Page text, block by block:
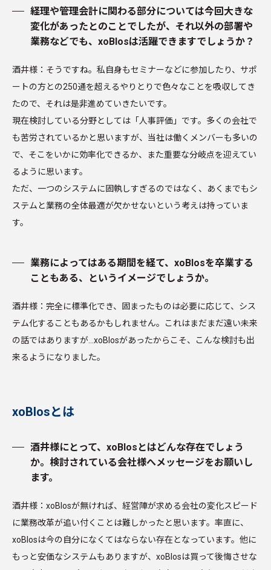
経理や管理会計に関わる部分については今回大きな
変化があったとのことでしたが、それ以外の部署や
業務などでも、xoBlosは活躍できますでしょうか？
酒井様：そうですね。私自身もセミナーなどに参加したり、サポ
ートの方との250通を超えるやりとりで色々なことを吸収してき
たので、それは是非進めていきたいです。
現在検討している分野としては「人事評価」です。多くの会社で
も苦労されているかと思いますが、当社は働くメンバーも多いの
で、そこをいかに効率化できるか、また重要な分岐点を迎えてい
るように思います。
ただ、一つのシステムに固執しすぎるのではなく、あくまでもシ
ステムと業務の全体最適が欠かせないという考えは持っていま
す。
業務によってはある期間を経て、xoBlosを卒業する
こともある、というイメージでしょうか。
酒井様：完全に標準化でき、固まったものは必要に応じて、シス
テム化することもあるかもしれません。これはまだまだ遠い未来
の話ではありますが…xoBlosがあったからこそ、こんな検討も出
来るようになりました。
xoBlosとは
酒井様にとって、xoBlosとはどんな存在でしょう
か。検討されている会社様へメッセージをお願いし
ます。
酒井様：xoBlosが無ければ、経営陣が求める会社の変化スピード
に業務改革が追い付くことは難しかったと思います。率直に、
xoBlosは今の自分になくてはならない存在となっています。他に
もっと安価なシステムもありますが、xoBlosは買って後悔させな